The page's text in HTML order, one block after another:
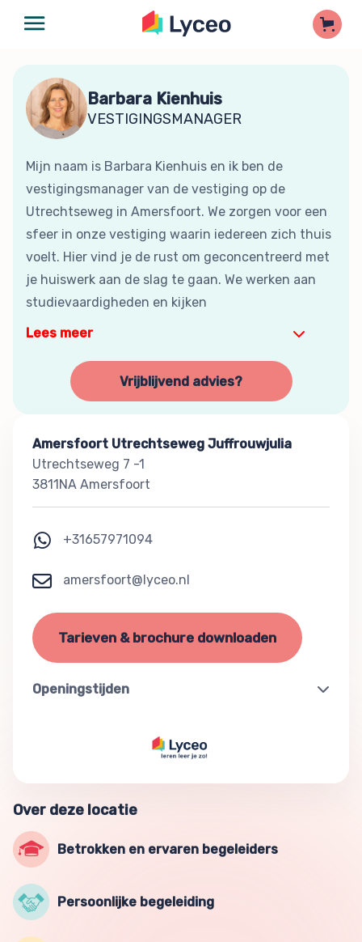
Barbara Kienhuis
VESTIGINGSMANAGER
Mijn naam is Barbara Kienhuis en ik ben de
vestigingsmanager van de vestiging op de
Utrechtseweg in Amersfoort. We zorgen voor een
sfeer in onze vestiging waarin iedereen zich thuis
voelt. Hier vind je de rust om geconcentreerd met
je huiswerk aan de slag te gaan. We werken aan
studievaardigheden en kijken
Lees meer
Vrijblijvend advies?
Amersfoort Utrechtseweg Juffrouwjulia
Utrechtseweg 7 -1
3811NA Amersfoort
+31657971094
amersfoort@lyceo.nl
Tarieven & brochure downloaden
Openingstijden
Over deze locatie
Betrokken en ervaren begeleiders
Persoonlijke begeleiding